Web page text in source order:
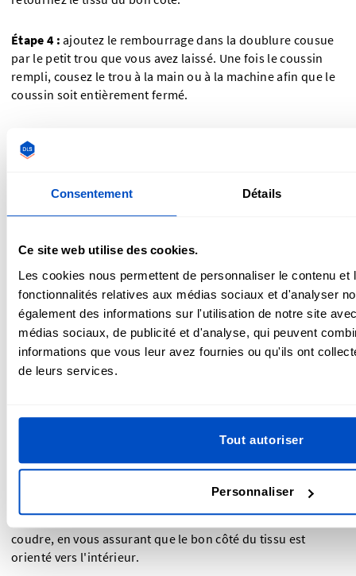
Consentement Détails
Ce site web utilise des cookies.
Les cookies nous permettent de personnaliser le contenu
fonctionnalités relatives aux médias sociaux et d'analyser
également des informations sur l'utilisation de notre site
médias sociaux, de publicité et d'analyse, qui peuvent
informations que vous leur avez fournies ou qu'ils ont
de leurs services.
Tout autoriser
Personnaliser
Étape 4 :ajoutez le rembourrage dans la doublure cousue
par le petit trou que vous avez laissé. Une fois le coussin
rempli, cousez le trou à la main ou à la machine afin que le
coussin soit entièrement fermé.
coussin de voyage à votre sac :
– coupez 2 bandes de tissu de 6 x 12 cm ou utilisez du
ruban.
– cousez les morceaux de tissu avec les côtés extérieurs
face à face en laissant une marge de couture de 1 cm le long
du bord brut et sur un bord court.
– retournez le tissu du bon côté, puis cousez l'autre bord
court à la main ou à la machine pour le repasser.
une fois la fermeture éclair cousue, vous pouvez
assurer qu'ils sont correctement alignés avant de les
coudre, en vous assurant que le bon côté du tissu est
orienté vers l'intérieur.